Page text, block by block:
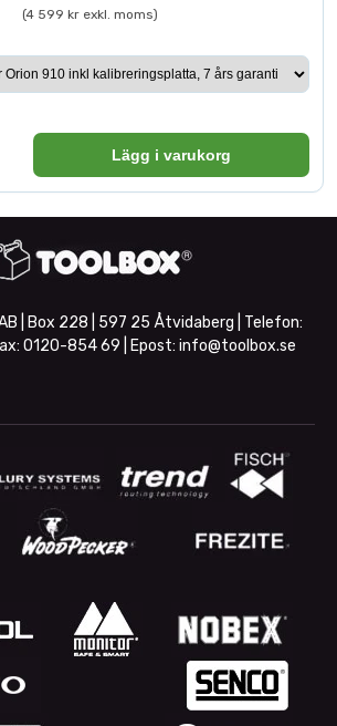
(4 599 kr exkl. moms)
Lägg i varukorg
| Box 228 | 597 25 Åtvidaberg | Telefon:
0120-854 69 | Epost: info@toolbox.se